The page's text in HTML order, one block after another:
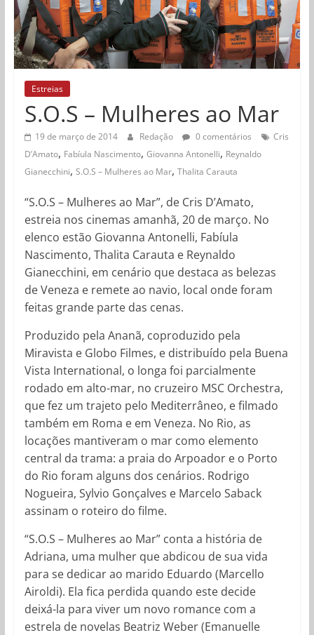
Estreias
S.O.S – Mulheres ao Mar
19 de março de 2014 Redação 0 comentários
Cris
D’Amato, Fabíula Nascimento, Giovanna Antonelli, Reynaldo
Gianecchini, S.O.S – Mulheres ao Mar, Thalita Carauta
“S.O.S – Mulheres ao Mar”, de Cris D’Amato,
estreia nos cinemas amanhã, 20 de março. No
elenco estão Giovanna Antonelli, Fabíula
Nascimento, Thalita Carauta e Reynaldo
Gianecchini, em cenário que destaca as belezas
de Veneza e remete ao navio, local onde foram
feitas grande parte das cenas.
Produzido pela Ananã, coproduzido pela
Miravista e Globo Filmes, e distribuído pela Buena
Vista International, o longa foi parcialmente
rodado em alto-mar, no cruzeiro MSC Orchestra,
que fez um trajeto pelo Mediterrâneo, e filmado
também em Roma e em Veneza. No Rio, as
locações mantiveram o mar como elemento
central da trama: a praia do Arpoador e o Porto
do Rio foram alguns dos cenários. Rodrigo
Nogueira, Sylvio Gonçalves e Marcelo Saback
assinam o roteiro do filme.
“S.O.S – Mulheres ao Mar” conta a história de
Adriana, uma mulher que abdicou de sua vida
para se dedicar ao marido Eduardo (Marcello
Airoldi). Ela fica perdida quando este decide
deixá-la para viver um novo romance com a
estrela de novelas Beatriz Weber (Emanuelle